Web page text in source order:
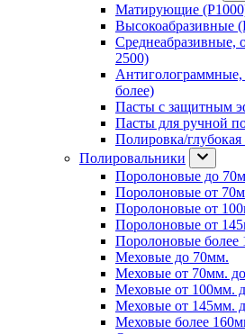
Матирующие
Высокоабразивные
Среднеабразивные,
2500)
более)
Пасты с защитным
Пасты для ручной
Полировка/глубокая
Полировальники
Поролоновые до
Поролоновые от
Поролоновые от
Поролоновые от
Поролоновые более
Меховые до 70мм.
Меховые от 70мм.
Меховые от 100мм.
Меховые от 145мм.
Меховые более